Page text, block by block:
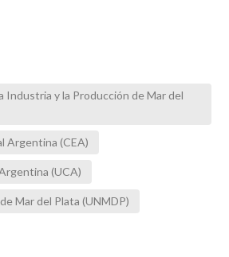
Industria y la Producción de Mar del
Argentina (CEA)
(UCA)
Mar del Plata (UNMDP)